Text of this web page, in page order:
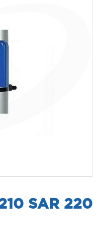
SAR 220